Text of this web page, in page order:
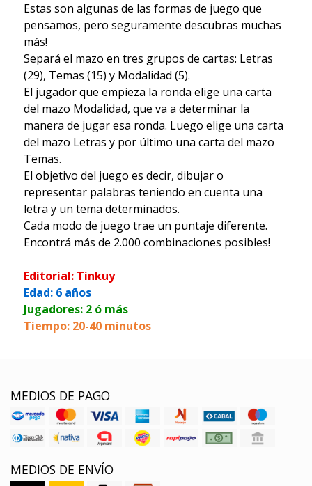
Estas son algunas de las formas de juego que
pensamos, pero seguramente descubras muchas
más!
Separá el mazo en tres grupos de cartas: Letras
(29), Temas (15) y Modalidad (5).
El jugador que empieza la ronda elige una carta
del mazo Modalidad, que va a determinar la
manera de jugar esa ronda. Luego elige una carta
del mazo Letras y por último una carta del mazo
Temas.
El objetivo del juego es decir, dibujar o
representar palabras teniendo en cuenta una
letra y un tema determinados.
Cada modo de juego trae un puntaje diferente.
Encontrá más de 2.000 combinaciones posibles!
Editorial: Tinkuy
Edad: 6 años
Jugadores: 2 ó más
Tiempo: 20-40 minutos
MEDIOS DE PAGO
MEDIOS DE ENVÍO